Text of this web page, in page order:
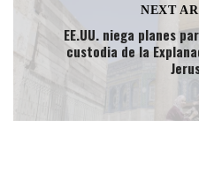
NEXT
EE.UU. niega planes
custodia de la